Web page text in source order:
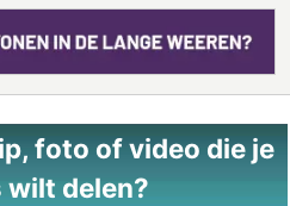
foto of video die je
wilt delen?